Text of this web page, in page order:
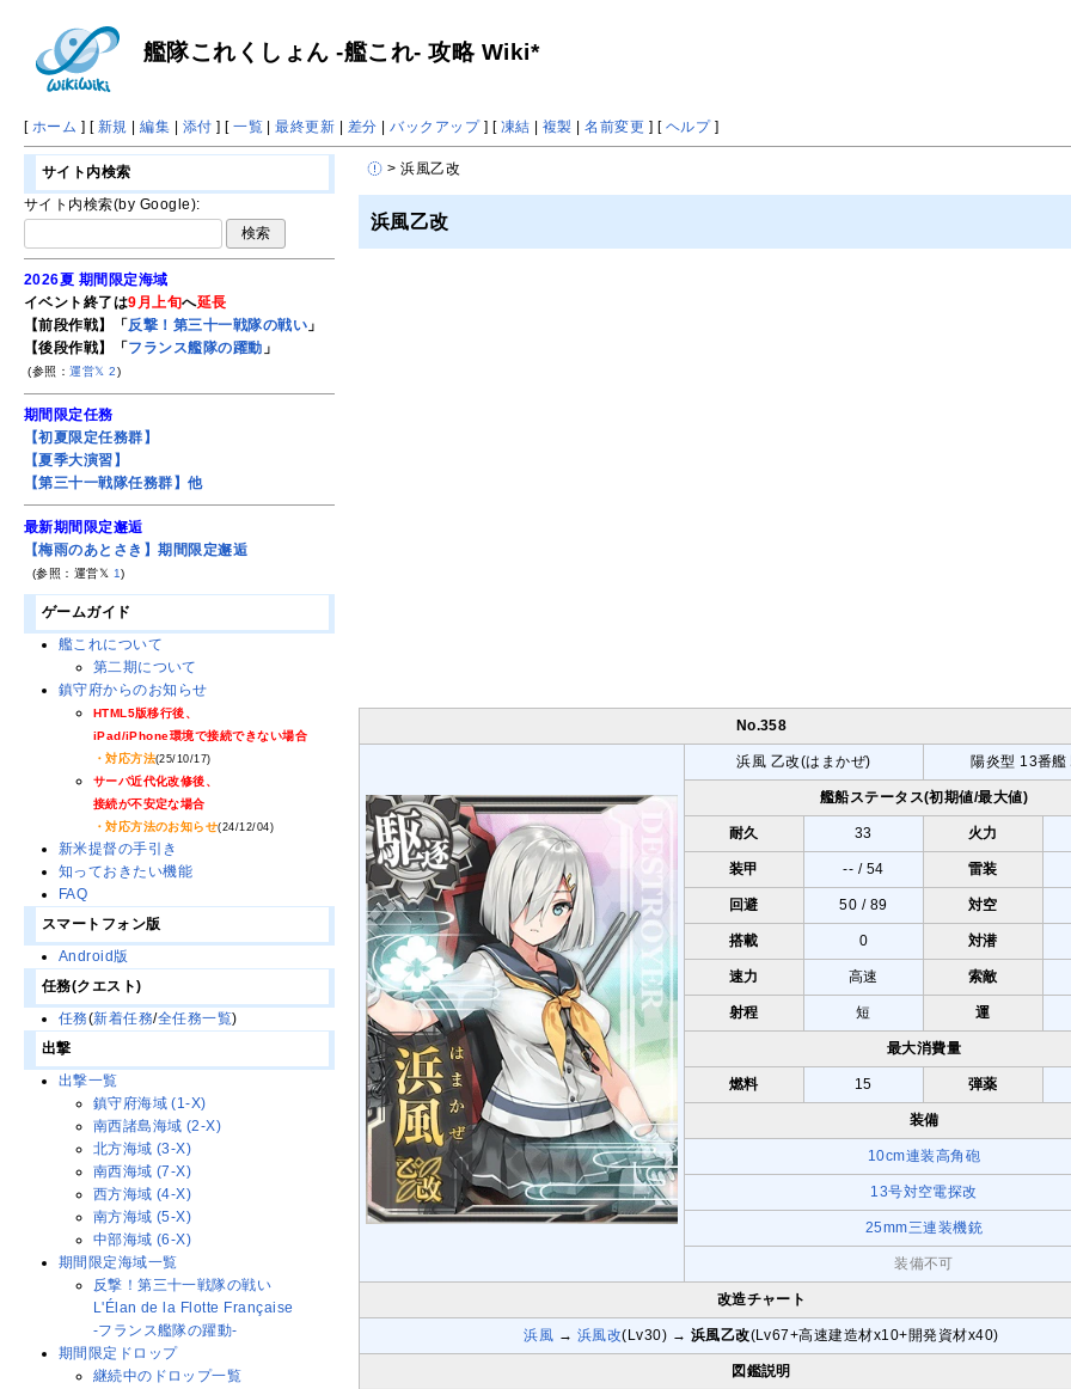
艦隊これくしょん -艦これ- 攻略 Wiki*
[ ホーム ] [ 新規 |編集 | 添付 ] [一覧 |最終更新 | 差分 |バックアップ] [ 凍結 | 複製 |名前変更 ] [ ヘルプ]
> 浜風乙改
浜風乙改
No.358
浜風 乙改(はまかぜ) 陽炎型 13番艦
艦船ステータス(初期値/最大値)
耐久 33 火力
装甲 -- / 54 雷装
回避 50 / 89 対空
搭載 0 対潜
速力 高速 索敵
射程 短 運
最大消費量
燃料 15 弾薬
装備
10cm連装高角砲
13号対空電探改
25mm三連装機銃
装備不可
改造チャート
浜風 → 浜風改(Lv30) → 浜風乙改(Lv67+高速建造材x10+開発資材x40)
図鑑説明
サイト内検索
サイト内検索(by Google):
2026夏 期間限定海域
イベント終了は9月上旬へ延長
【前段作戦】「 反撃！第三十一戦隊の戦い 」
【後段作戦】「 フランス艦隊の躍動 」
(参照：運営𝕏 2)
期間限定任務
【初夏限定任務群】
【夏季大演習】
【第三十一戦隊任務群】他
最新期間限定邂逅
【梅雨のあとさき】期間限定邂逅
(参照：運営𝕏 1)
ゲームガイド
艦これについて
第二期について
鎮守府からのお知らせ
HTML5版移行後、
iPad/iPhone環境で接続できない場合
・対応方法(25/10/17)
サーバ近代化改修後、
接続が不安定な場合
・対応方法のお知らせ(24/12/04)
新米提督の手引き
知っておきたい機能
FAQ
スマートフォン版
Android版
任務(クエスト)
任務(新着任務/全任務一覧)
出撃
出撃一覧
鎮守府海域 (1-X)
南西諸島海域 (2-X)
北方海域 (3-X)
南西海域 (7-X)
西方海域 (4-X)
南方海域 (5-X)
中部海域 (6-X)
期間限定海域一覧
反撃！第三十一戦隊の戦い
L'Élan de la Flotte Française
-フランス艦隊の躍動-
期間限定ドロップ
継続中のドロップ一覧